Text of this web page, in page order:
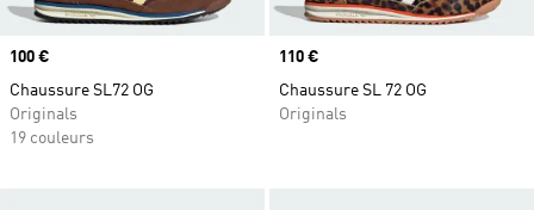
Prix
100 €
Chaussure SL72 OG
Originals
19 couleurs
Prix
110 €
Chaussure SL 72 OG
Originals